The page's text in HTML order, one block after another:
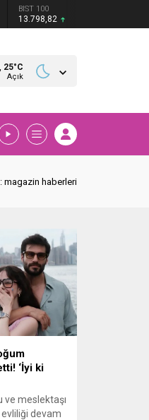
BIST 100
13.798,82
25°C
Açık
magazin haberleri
‘İyi ki
ve meslektaşı
devam